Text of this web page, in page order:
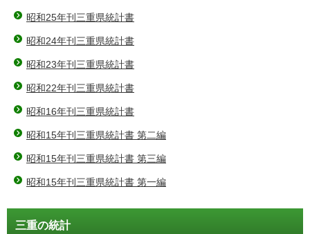
昭和25年刊三重県統計書
昭和24年刊三重県統計書
昭和23年刊三重県統計書
昭和22年刊三重県統計書
昭和16年刊三重県統計書
昭和15年刊三重県統計書 第二編
昭和15年刊三重県統計書 第三編
昭和15年刊三重県統計書 第一編
三重の統計